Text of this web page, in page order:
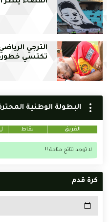
الترجي
تكتسي
البطولة الوطنية
الفريق نقاط ل
لا توجد نتائج متاحة !!
كرة قدم